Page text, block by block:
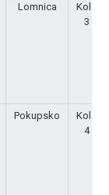
Lomnica
Kolo
3
Pokupsko
Kolo
4